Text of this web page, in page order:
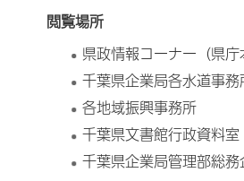
閲覧場所
県政情報コーナー（県庁
千葉県企業局各水道事
各地域振興事務所
千葉県文書館行政資料室
千葉県企業局管理部総務